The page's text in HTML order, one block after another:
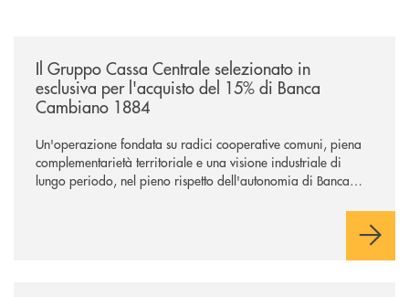
Il Gruppo Cassa Centrale selezionato in
esclusiva per l'acquisto del 15% di Banca
Cambiano 1884
Un'operazione fondata su radici cooperative comuni, piena
complementarietà territoriale e una visione industriale di
lungo periodo, nel pieno rispetto dell'autonomia di Banca
negoziazione esclusiva per la finalizzazione dell’operazione.